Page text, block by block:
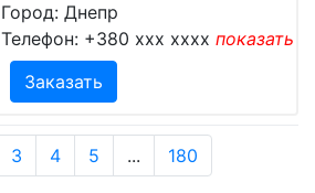
Город: Днепр
Телефон: +380 xxx xxxx показать
Заказать
3 4 5 ... 180